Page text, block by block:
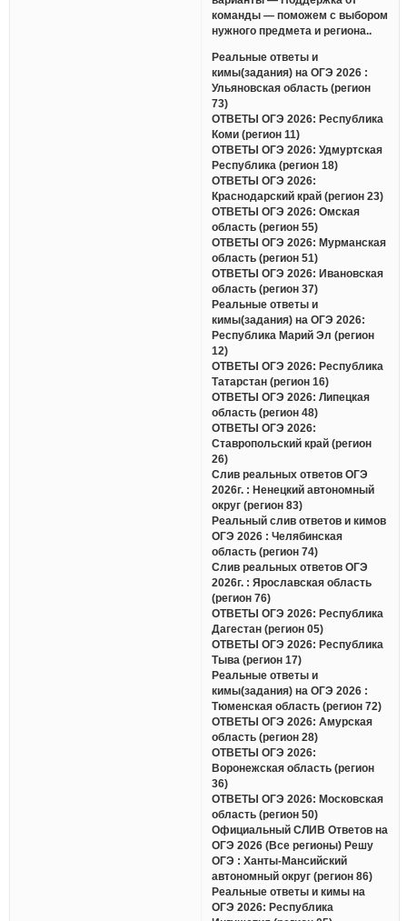
команды — поможем с выбором
нужного предмета и региона..
Реальные ответы и
кимы(задания) на ОГЭ 2026 :
Ульяновская область (регион
73)
ОТВЕТЫ ОГЭ 2026: Республика
Коми (регион 11)
ОТВЕТЫ ОГЭ 2026: Удмуртская
Республика (регион 18)
ОТВЕТЫ ОГЭ 2026:
Краснодарский край (регион 23)
ОТВЕТЫ ОГЭ 2026: Омская
область (регион 55)
ОТВЕТЫ ОГЭ 2026: Мурманская
область (регион 51)
ОТВЕТЫ ОГЭ 2026: Ивановская
область (регион 37)
Реальные ответы и
кимы(задания) на ОГЭ 2026:
Республика Марий Эл (регион
12)
ОТВЕТЫ ОГЭ 2026: Республика
Татарстан (регион 16)
ОТВЕТЫ ОГЭ 2026: Липецкая
область (регион 48)
ОТВЕТЫ ОГЭ 2026:
Ставропольский край (регион
26)
Слив реальных ответов ОГЭ
2026г. : Ненецкий автономный
округ (регион 83)
Реальный слив ответов и кимов
ОГЭ 2026 : Челябинская
область (регион 74)
Слив реальных ответов ОГЭ
2026г. : Ярославская область
(регион 76)
ОТВЕТЫ ОГЭ 2026: Республика
Дагестан (регион 05)
ОТВЕТЫ ОГЭ 2026: Республика
Тыва (регион 17)
Реальные ответы и
кимы(задания) на ОГЭ 2026 :
Тюменская область (регион 72)
ОТВЕТЫ ОГЭ 2026: Амурская
область (регион 28)
ОТВЕТЫ ОГЭ 2026:
Воронежская область (регион
36)
ОТВЕТЫ ОГЭ 2026: Московская
область (регион 50)
Официальный СЛИВ Ответов на
ОГЭ 2026 (Все регионы) Решу
ОГЭ : Ханты-Мансийский
автономный округ (регион 86)
Реальные ответы и кимы на
ОГЭ 2026: Республика